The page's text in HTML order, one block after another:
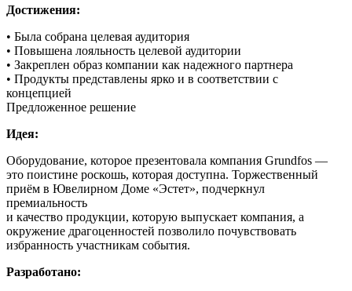
Достижения:
• Была собрана целевая аудитория
• Повышена лояльность целевой аудитории
• Закреплен образ компании как надежного партнера
• Продукты представлены ярко и в соответствии с
концепцией
Предложенное решение
Идея:
Оборудование, которое презентовала компания Grundfos —
это поистине роскошь, которая доступна. Торжественный
приём в Ювелирном Доме «Эстет», подчеркнул
премиальность
и качество продукции, которую выпускает компания, а
окружение драгоценностей позволило почувствовать
избранность участникам события.
Разработано: